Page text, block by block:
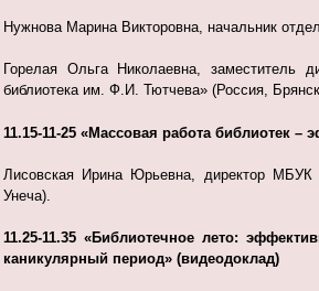
Нужнова Марина Викторовна, начальник
Горелая Ольга Николаевна, заместитель
библиотека им. Ф.И. Тютчева» (Россия,
11.15-11-25 «Массовая работа библиотек
Лисовская Ирина Юрьевна, директор МБУК
Унеча).
11.25-11.35 «Библиотечное лето:
каникулярный период» (видеодоклад)